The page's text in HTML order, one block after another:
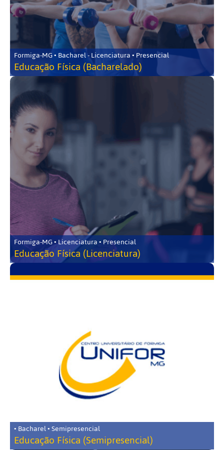
Formiga-MG • Bacharel - Licenciatura • Presencial
Educação Física (Bacharelado)
Formiga-MG • Licenciatura • Presencial
Educação Física (Licenciatura)
• Bacharel • Semipresencial
Educação Física (Semipresencial)